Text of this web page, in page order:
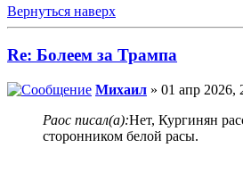
Вернуться наверх
Re: Болеем за Трампа
Михаил » 01 апр 2026,
Раос писал(а):Нет, Кургинян
сторонником белой расы.